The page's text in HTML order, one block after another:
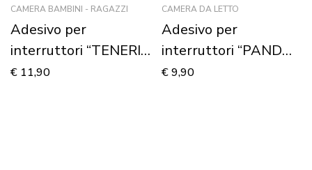
CAMERA BAMBINI - RAGAZZI
Adesivo per
interruttori “TENERI
AMICI ANIMALI” –
€ 11,90
CAMERA DA LETTO
Adesivo per
interruttori “PANDA
TENERONI” – Mini
€9,90